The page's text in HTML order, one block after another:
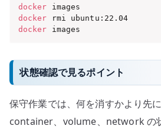
docker
docker
docker images
状態確認で見るポイント
保守作業では、何を消すかより先
container、volume、network の